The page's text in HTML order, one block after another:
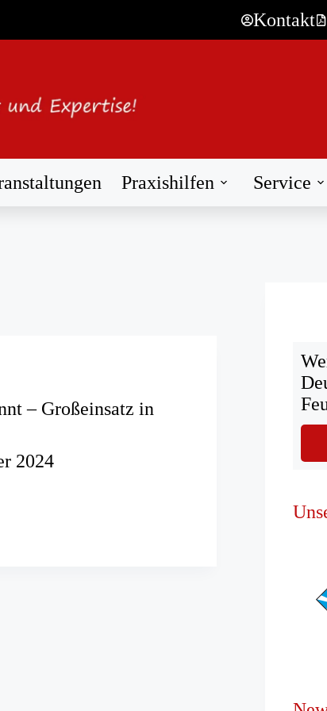
Kontakt
Praxishilfen Service
– Großeinsatz in
2024